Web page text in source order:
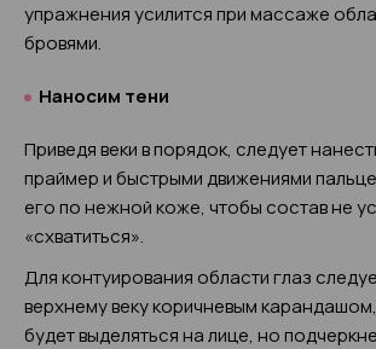
упражнения усилится при массаже
бровями.
Наносим тени
Приведя веки в порядок, следует
праймер и быстрыми движениями
его по нежной коже, чтобы состав не
«схватиться».
Для контуирования области глаз
верхнему веку коричневым
будет выделяться на лице, но